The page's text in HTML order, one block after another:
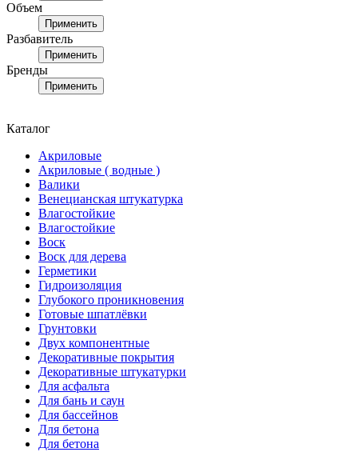
Объем
Применить
Разбавитель
Применить
Бренды
Применить
Каталог
Акриловые
Акриловые ( водные )
Валики
Венецианская штукатурка
Влагостойкие
Влагостойкие
Воск
Воск для дерева
Герметики
Гидроизоляция
Глубокого проникновения
Готовые шпатлёвки
Грунтовки
Двух компонентные
Декоративные покрытия
Декоративные штукатурки
Для асфальта
Для бань и саун
Для бассейнов
Для бетона
Для бетона